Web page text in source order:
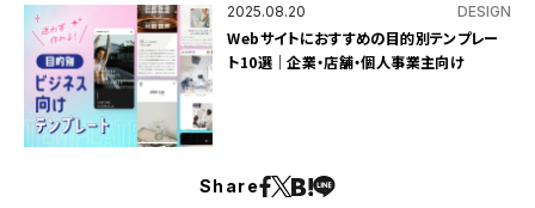
2025.08.20 DESIGN
Webサイトにおすすめの目的別テンプレー
ト10選｜企業・店舗・個人事業主向け
Share